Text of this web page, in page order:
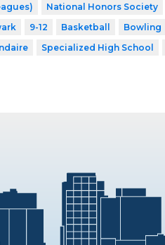
National Honors Society
9-12 Basketball Bowling
Specialized High School